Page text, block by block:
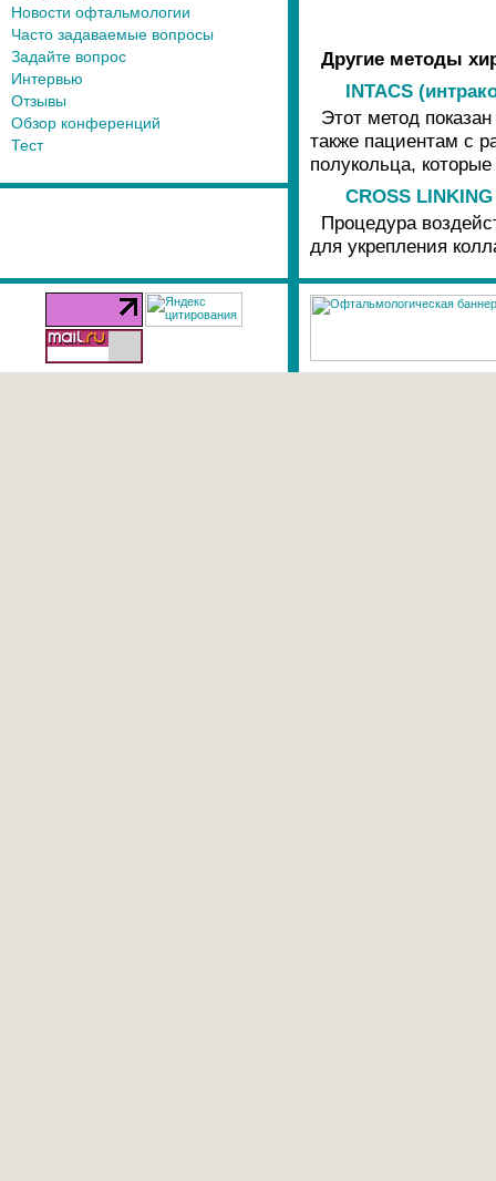
Новости офтальмологии
Часто задаваемые вопросы
Задайте вопрос
Интервью
Отзывы
Обзор конференций
Тест
Другие методы
INTACS
Этот метод
также пациентам с
полукольца,
CROSS
Процедура
для укрепления